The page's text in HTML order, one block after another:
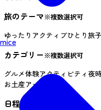
mice
旅のテーマ※複数選択可
ゆったり アクティブひとり旅
カテゴリー※複数選択可
グルメ体験アクティビティ 夜
お土産アート
日程※複数選択可